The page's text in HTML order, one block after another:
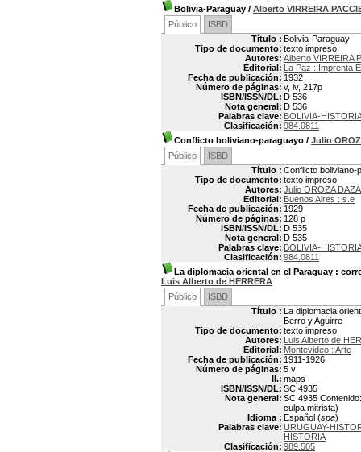
Bolivia-Paraguay / Alberto VIRREIRA
Público
ISBD
Título : Bolivia-Paraguay
Tipo de documento: texto impreso
Autores: Alberto VIRREIRA
Editorial: La Paz : Imprenta
Fecha de publicación: 1932
Número de páginas: v, iv, 217p
ISBN/ISSN/DL: D 536
Nota general: D 536
Palabras clave: BOLIVIA-
Clasificación: 984.0811
Conflicto boliviano-paraguayo / Julio
Público
ISBD
Título : Conflicto boliviano-
Tipo de documento: texto impreso
Autores: Julio OROZA DAZA
Editorial: Buenos Aires : s.e
Fecha de publicación: 1929
Número de páginas: 128 p
ISBN/ISSN/DL: D 535
Nota general: D 535
Palabras clave: BOLIVIA-
Clasificación: 984.0811
La diplomacia oriental en el Paraguay :
Luis Alberto de HERRERA
Público
ISBD
Título : La diplomacia
Berro y Aguirre
Tipo de documento: texto impreso
Autores: Luis Alberto de
Editorial: Montevideo : Arte
Fecha de publicación: 1911-1926
Número de páginas: 5 v
Il.: maps
ISBN/ISSN/DL: SC 4935
Nota general: SC 4935
culpa mitrista)
Idioma : Español (spa)
Palabras clave: URUGUAY-
HISTORIA
Clasificación: 989.505